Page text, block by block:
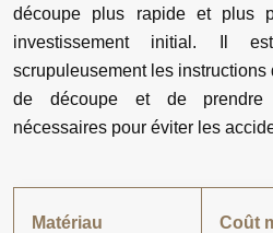
découpe plus rapide et plus
investissement initial. Il
scrupuleusement les
de découpe et de prendre
nécessaires pour éviter les
Matériau Coût